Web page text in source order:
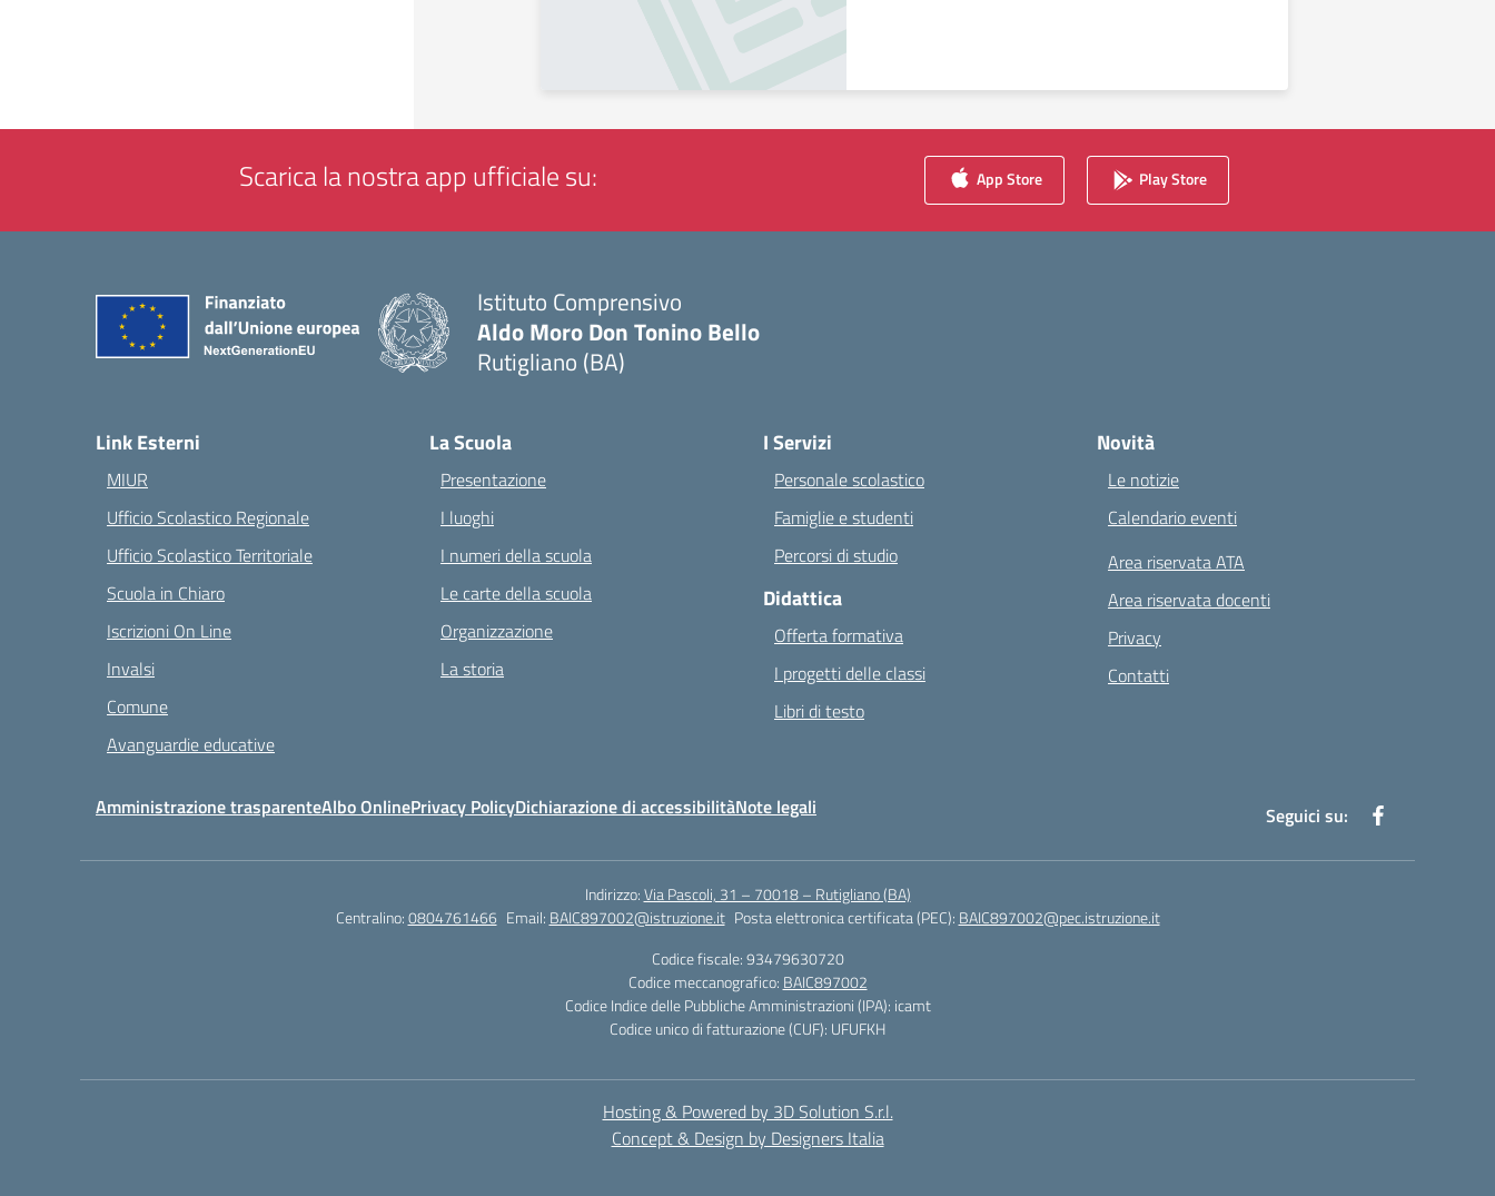
Scarica la nostra app ufficiale su: App Store Play Store
Istituto Comprensivo
Aldo Moro Don Tonino Bello
Rutigliano (BA)
Link Esterni
MIUR
Ufficio Scolastico Regionale
Ufficio Scolastico Territoriale
Scuola in Chiaro
Iscrizioni On Line
Invalsi
Comune
Avanguardie educative
La Scuola
Presentazione
I luoghi
I numeri della scuola
Le carte della scuola
Organizzazione
La storia
I Servizi
Personale scolastico
Famiglie e studenti
Percorsi di studio
Didattica
Offerta formativa
I progetti delle classi
Libri di testo
Novità
Le notizie
Calendario eventi
Area riservata ATA
Area riservata docenti
Privacy
Contatti
Amministrazione trasparenteAlbo OnlinePrivacy PolicyDichiarazione di accessibilitàNote legali Seguici su:
Indirizzo:Via Pascoli, 31 – 70018 – Rutigliano (BA)
Centralino:0804761466 Email: BAIC897002@istruzione.it Posta elettronica certificata (PEC): BAIC897002@pec.istruzione.it
Codice fiscale: 93479630720
Codice meccanografico: BAIC897002
Codice Indice delle Pubbliche Amministrazioni (IPA): icamt
Codice unico di fatturazione (CUF): UFUFKH
Hosting & Powered by 3D Solution S.r.l.
Concept & Design by Designers Italia